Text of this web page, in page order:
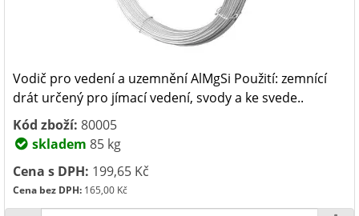
Vodič pro vedení a uzemnění AlMgSi Použití: zemnící
drát určený pro jímací vedení, svody a ke svede..
Kód zboží: 80005
skladem 85 kg
Cena s DPH: 199,65 Kč
Cena bez DPH: 165,00 Kč